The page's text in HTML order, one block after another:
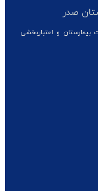
صدر
بیمارستان و اعتباربخشی